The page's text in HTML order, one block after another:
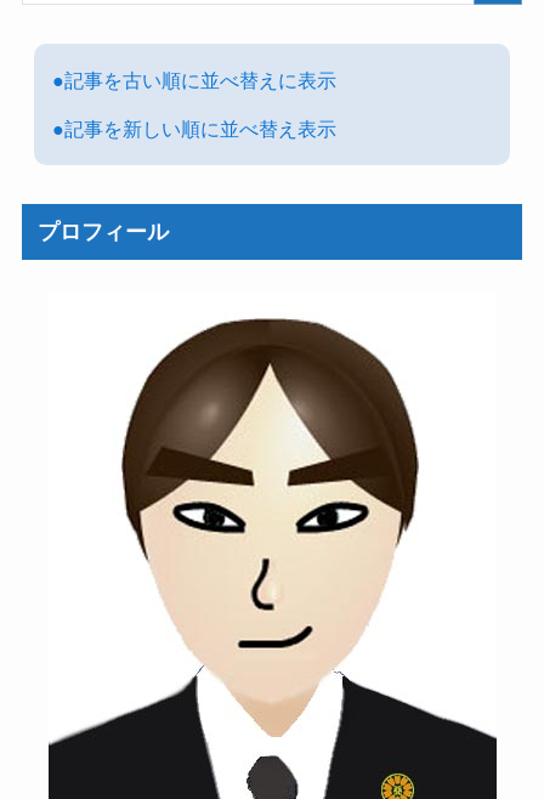
●記事を古い順に並べ替えに表示
●記事を新しい順に並べ替え表示
プロフィール